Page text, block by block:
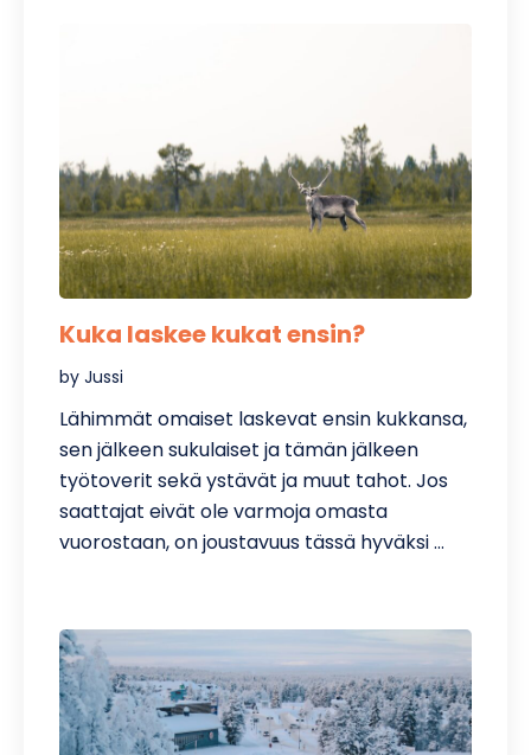
Kuka laskee kukat ensin?
by Jussi
Lähimmät omaiset laskevat ensin kukkansa,
sen jälkeen sukulaiset ja tämän jälkeen
työtoverit sekä ystävät ja muut tahot. Jos
saattajat eivät ole varmoja omasta
vuorostaan, on joustavuus tässä hyväksi …